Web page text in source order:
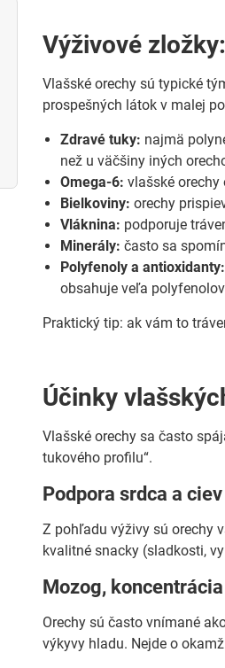
Výživové
Vlašské orechy sú typické
prospešných látok v malej
Zdravé tuky: najmä
než u väčšiny iných
Omega-6: vlašské
Bielkoviny: orechy
Vláknina: podporuje
Minerály: často sa
Polyfenoly a antioxidanty:
obsahuje veľa
Praktický tip: ak vám to
Účinky
Vlašské orechy sa často
tukového profilu“.
Podpora srdca a ciev
Z pohľadu výživy sú orechy
kvalitné snacky (sladkosti,
Mozog,
Orechy sú často vnímané
výkyvy hladu. Nejde o